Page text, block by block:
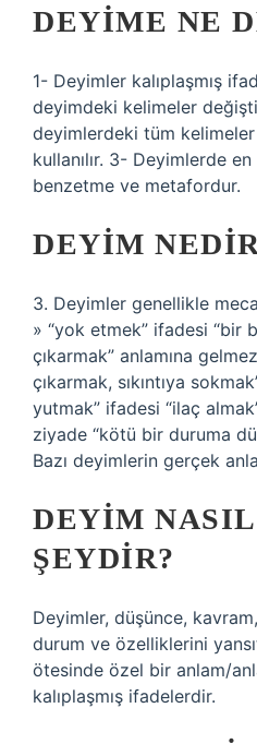
DEYIME NE
1- Deyimler kalıplaşmış
deyimdeki kelimeler
deyimlerdeki tüm
kullanılır. 3- Deyimlerde
benzetme ve metafordur.
DEYIM
3. Deyimler genellikle
» “yok etmek” ifadesi “bir
çıkarmak” anlamına
çıkarmak, sıkıntıya
yutmak” ifadesi “ilaç
ziyade “kötü bir duruma
Bazı deyimlerin gerçek
DEYIM
ŞEYDIR?
Deyimler, düşünce,
durum ve özelliklerini
ötesinde özel bir anlam/
kalıplaşmış ifadelerdir.